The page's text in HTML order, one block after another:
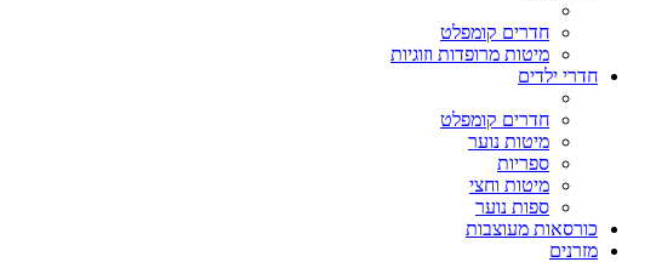
חדרים קומפלט
מיטות מרופדות וזוגיות
חדרי ילדים
חדרים קומפלט
מיטות נוער
ספריות
מיטות וחצי
ספות נוער
כורסאות מעוצבות
מזרנים